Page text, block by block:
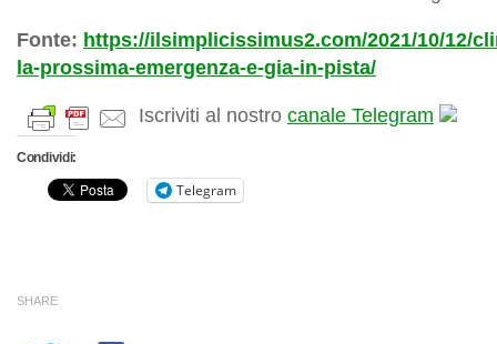
Fonte: https://ilsimplicissimus2.com/2021/10/12/
la-prossima-emergenza-e-gia-in-pista/
Iscriviti al nostro canale Telegram
Condividi:
Telegram
SHARE